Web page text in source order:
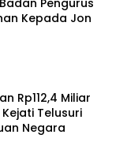
Pengurus
Kepada Jon
Rp112,4 Miliar
Telusuri
Negara